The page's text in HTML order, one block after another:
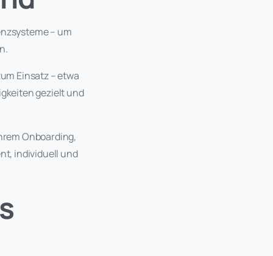
– um
Einsatz – etwa
gezielt und
Onboarding,
individuell und